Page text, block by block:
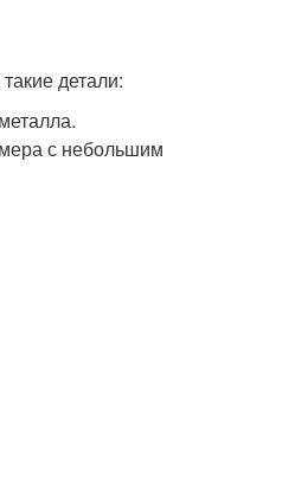
детали:
с небольшим